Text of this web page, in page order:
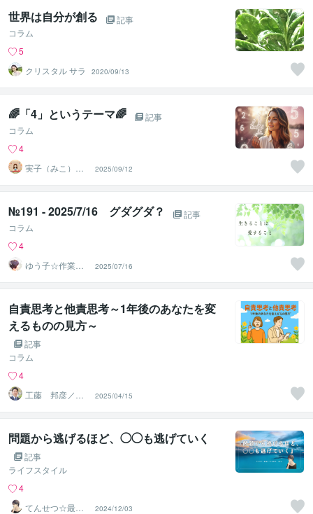
世界は自分が創る
記事
コラム
5
クリスタル サラ
2020/09/13
🌈「4」というテーマ🌈
記事
コラム
4
実子（みこ）✨
未来好転セラピ
ーカフェ
2025/09/12
№191 - 2025/7/16 グダグダ？
記事
コラム
4
ゆう子☆作業療
法士＆ライフコ
ーチ
2025/07/16
自責思考と他責思考～1年後のあなたを変
えるものの見方～
記事
コラム
4
工藤 邦彦／株
式会社ツタワル
木
2025/04/15
問題から逃げるほど、◯◯も逃げていく
記事
ライフスタイル
4
てんせつ☆最適
2024/12/03